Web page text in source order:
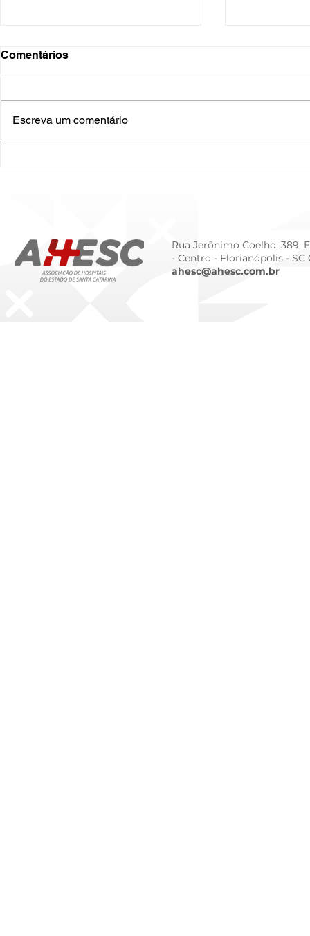
Comentários
Escreva um comentário
Rua Jerônimo Coelho, 389,
- Centro - Florianópolis - SC
ahesc@ahesc.com.br